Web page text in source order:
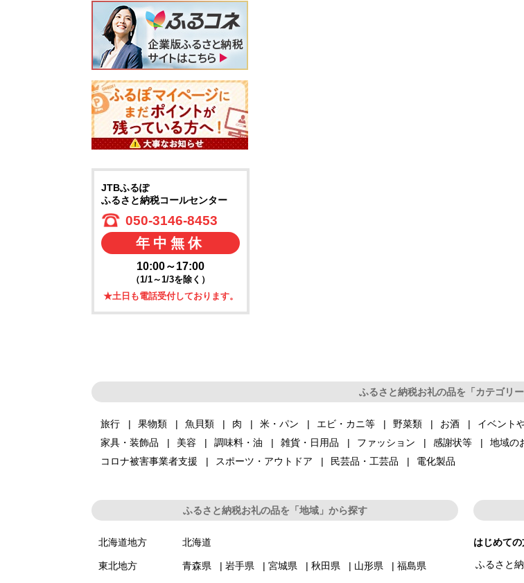
JTBふるぽ
ふるさと納税コールセンター
050-3146-8453
年中無休
10:00～17:00
（1/1～1/3を除く）
★土日も電話受付しております。
ふるさと納税お礼の品を「カテゴリ
旅行 果物類 魚貝類 肉 米・パン エビ・カニ等 野菜類 お酒 イベント
家具・装飾品
美容 調味料・油 雑貨・日用品 ファッション 感謝状等 地域の
コロナ被害事業者支援
スポーツ・アウトドア 民芸品・工芸品 電化製品
ふるさと納税お礼の品を「地域」から探す
北海道地方 北海道
東北地方 青森県 岩手県 宮城県 秋田県 山形県 福島県
はじめて
ふるさと